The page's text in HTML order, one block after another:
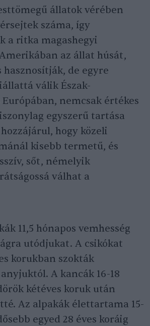
állatok vérében
száma, így
a ritka magashegyi
az állat húsát,
de egyre
válik Észak-
nemcsak értékes
egyszerű tartása
hogy közeli
kisebb termetű, és
sőt, némelyik
válhat a
11,5 hónapos vemhesség
utódjukat. A csikókat
korukban szokták
A kancák 16-18
kétéves koruk után
Az alpakák élettartama 15-
egyed 28 éves koráig